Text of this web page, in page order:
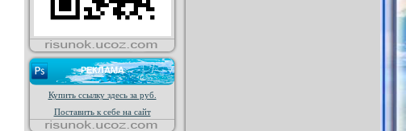
РЕКЛАМА
Купить ссылку здесь за руб.
Поставить к себе на сайт